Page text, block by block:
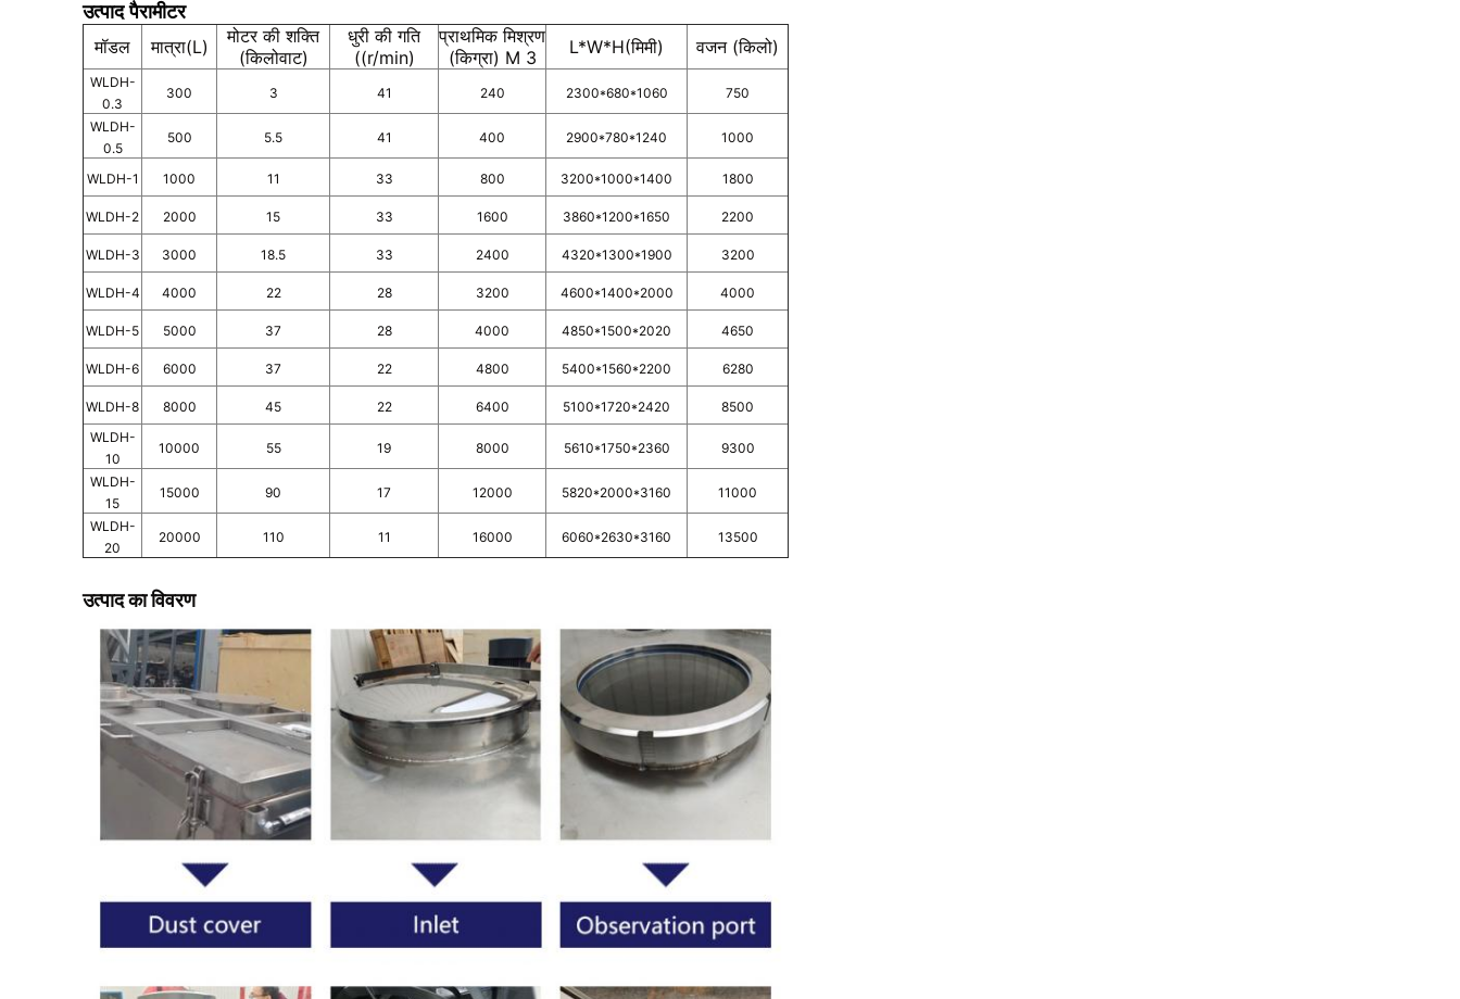
उत्पाद पैरामीटर
मॉडल
मात्रा(L)
मोटर की शक्ति
(किलोवाट)
धुरी की गति
((r/min)
प्राथमिक मिश्रण
(किग्रा) M 3
L*W*H(मिमी) वजन (किलो)
WLDH-
0.3
300 3 41 240 2300*680*1060 750
WLDH-
0.5
500 5.5 41 400 2900*780*1240 1000
WLDH-1 1000 11 33 800 3200*1000*1400 1800
WLDH-2 2000 15 33 1600 3860*1200*1650 2200
WLDH-3 3000 18.5 33 2400 4320*1300*1900 3200
WLDH-4 4000 22 28 3200 4600*1400*2000 4000
WLDH-5 5000 37 28 4000 4850*1500*2020 4650
WLDH-6 6000 37 22 4800 5400*1560*2200 6280
WLDH-8 8000 45 22 6400 5100*1720*2420
8500
WLDH-
10
10000 55 19 8000 5610*1750*2360 9300
WLDH-
15
15000 90 17 12000 5820*2000*3160 11000
WLDH-
20
20000 110 11 16000 6060*2630*3160 13500
उत्पाद का विवरण